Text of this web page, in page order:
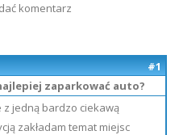
komentarz
#1
zaparkować auto?
z jedną bardzo ciekawą
zakładam temat miejsc